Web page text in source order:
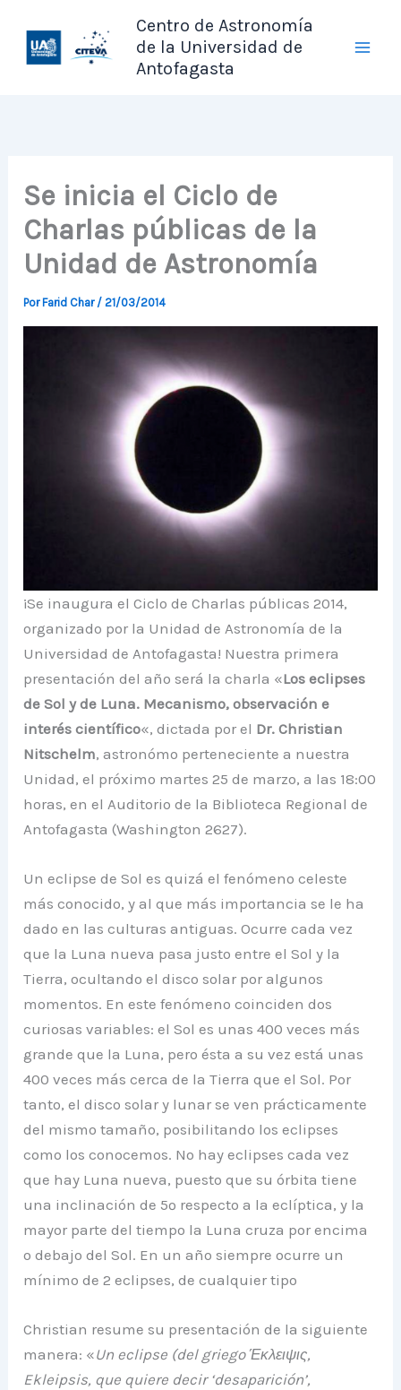
contenido
Centro de Astronomía
de la Universidad de
Antofagasta
Se inicia el Ciclo de
Charlas públicas de la
Unidad de Astronomía
PorFarid Char /21/03/2014
¡Se inaugura el Ciclo de Charlas públicas 2014,
organizado por la Unidad de Astronomía de la
Universidad de Antofagasta! Nuestra primera
presentación del año será la charla «Los eclipses
de Sol y de Luna. Mecanismo, observación e
interés científico«, dictada por el Dr. Christian
Nitschelm, astronómo perteneciente a nuestra
Unidad, el próximo martes 25 de marzo, a las 18:00
horas, en el Auditorio de la Biblioteca Regional de
Antofagasta (Washington 2627).
Un eclipse de Sol es quizá el fenómeno celeste
más conocido, y al que más importancia se le ha
dado en las culturas antiguas. Ocurre cada vez
que la Luna nueva pasa justo entre el Sol y la
Tierra, ocultando el disco solar por algunos
momentos. En este fenómeno coinciden dos
curiosas variables: el Sol es unas 400 veces más
grande que la Luna, pero ésta a su vez está unas
400 veces más cerca de la Tierra que el Sol. Por
tanto, el disco solar y lunar se ven prácticamente
del mismo tamaño, posibilitando los eclipses
como los conocemos. No hay eclipses cada vez
que hay Luna nueva, puesto que su órbita tiene
una inclinación de 5º respecto a la eclíptica, y la
mayor parte del tiempo la Luna cruza por encima
o debajo del Sol. En un año siempre ocurre un
mínimo de 2 eclipses, de cualquier tipo
Christian resume su presentación de la siguiente
manera: «Un eclipse (del griego Έκλειψις,
Ekleipsis, que quiere decir ‘desaparición’,